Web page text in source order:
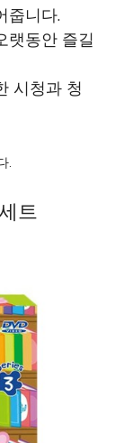
줍니다.
랫동안 즐길
시청과 청
.
트